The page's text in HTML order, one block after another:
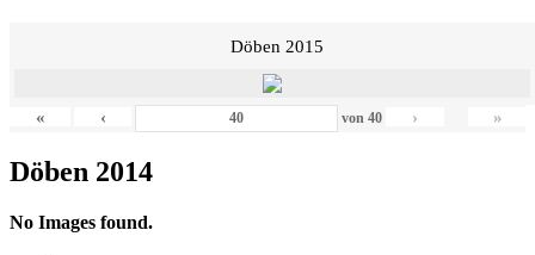
Döben 2015
« ‹ von40 › »
Döben 2014
No Images found.